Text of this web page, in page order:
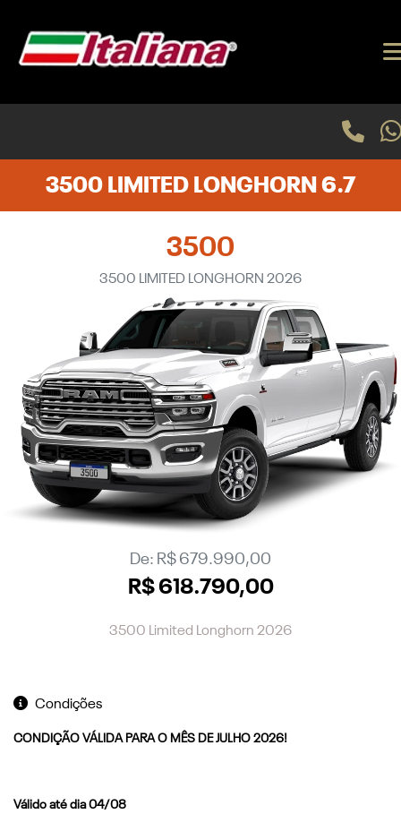
3500 LIMITED LONGHORN 6.7
3500
3500 LIMITED LONGHORN 2026
De: R$ 679.990,00
R$ 618.790,00
3500 Limited Longhorn 2026
Condições
CONDIÇÃO VÁLIDA PARA O MÊS DE JULHO 2026!
Válido até dia 04/08